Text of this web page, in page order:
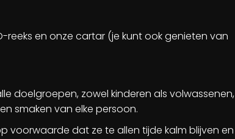
reeks en onze cartar (je kunt ook genieten van
doelgroepen, zowel kinderen als volwassenen,
smaken van elke persoon.
voorwaarde dat ze te allen tijde kalm blijven en